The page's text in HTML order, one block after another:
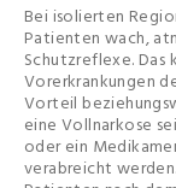
Bei isolierten
Patienten wach,
Schutzreflexe.
Vorerkrankungen
Vorteil
eine Vollnarkose
oder ein
verabreicht